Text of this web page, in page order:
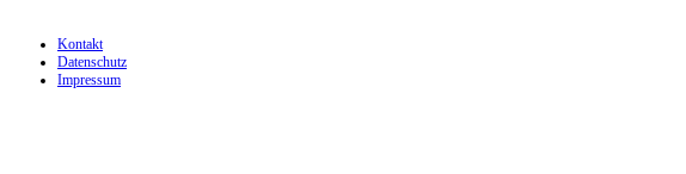
Kontakt
Datenschutz
Impressum